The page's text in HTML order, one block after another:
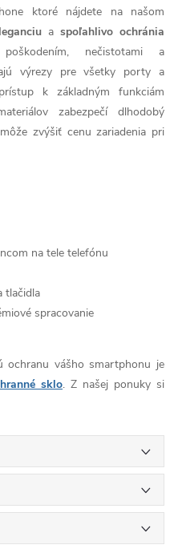
ktoré nájdete na našom
aspoľahlivo ochránia
nečistotami a
výrezy pre všetky porty a
k základným funkciám
zabezpečí dlhodobý
zvýšiť cenu zariadenia pri
na tele telefónu
tlačidla
spracovanie
ochranu vášho smartphonu je
sklo. Z našej ponuky si